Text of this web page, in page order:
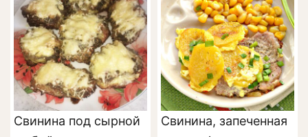
Свинина под сырной
Свинина, запеченная